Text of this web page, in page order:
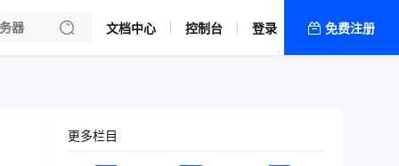
文档中心 控制台 登录 免费注册
更多栏目